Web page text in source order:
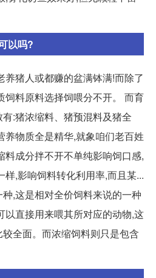
以吗?
养猪人或都赚的盆满钵满!而除了
饲料原料选择饲喂分不开。 而育
:猪浓缩料、猪预混料及猪全
养物质全是精华,就象咱们老百姓
料成分拌不开不单纯影响饲口感,
,影响饲料转化利用率,而且某...
,这是相对全价饲料来说的一种
以直接用来喂其所对应的动物,这
全面。而浓缩饲料则只是包含